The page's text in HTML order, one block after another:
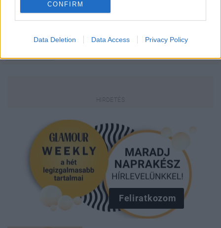
CONFIRM
Data Deletion Data Access Privacy Policy
Feliratkozom